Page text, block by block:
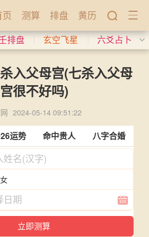
页 测算 排盘 黄历
排盘 玄空飞星 六爻占卜
入父母宫(七杀入父母
宫很不好吗)
2024-05-14 09:51:22
运势 命中贵人 八字合婚
女